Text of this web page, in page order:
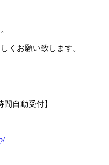
くお願い致します。
間自動受付】